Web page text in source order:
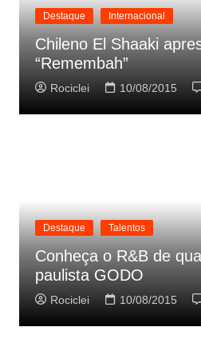
Destaque Internacional
Chileno El Shaaki
“Remembah”
Rociclei 10/08/2015
Destaque Talentos
Conheça o R&B de
paulista GODO
Rociclei 10/08/2015